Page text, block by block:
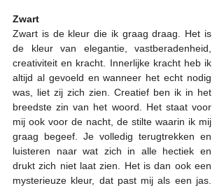
Zwart
Zwart is de kleur die ik graag draag. Het is
de kleur van elegantie, vastberadenheid,
creativiteit en kracht. Innerlijke kracht heb ik
altijd al gevoeld en wanneer het echt nodig
was, liet zij zich zien. Creatief ben ik in het
breedste zin van het woord. Het staat voor
mij ook voor de nacht, de stilte waarin ik mij
graag begeef. Je volledig terugtrekken en
luisteren naar wat zich in alle hectiek en
drukt zich niet laat zien. Het is dan ook een
mysterieuze kleur, dat past mij als een jas.